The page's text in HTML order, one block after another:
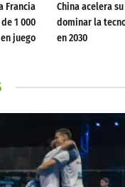
Francia
1 000
juego
China acelera
dominar la
en 2030